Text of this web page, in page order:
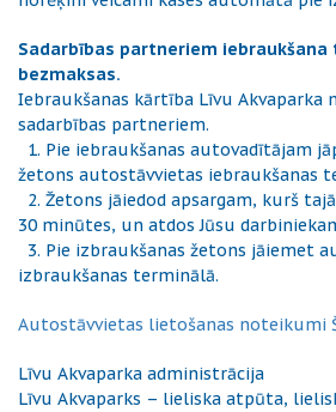
Sadarbības partneriem
bezmaksas.
Iebraukšanas kārtība Līvu Akvaparka
sadarbības partneriem.
1. Pie iebraukšanas autovadītājam
žetons autostāvvietas iebraukšanas
2. Žetons jāiedod apsargam, kurš
30 minūtes, un atdos Jūsu
3. Pie izbraukšanas žetons jāiemet
izbraukšanas terminālā.
Autostāvvietas lietošanas noteikumi
Līvu Akvaparka administrācija
Līvu Akvaparks – lieliska atpūta,